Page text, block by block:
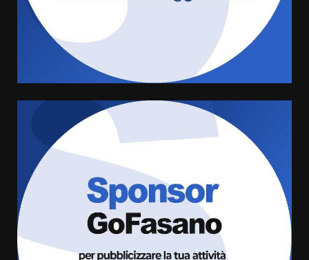
Sostenibile: premiati gli studenti
universitari del bando “La strada
giusta”
Rivoluzione”: nuovo
appuntamento con “Fasano in
Banda”
7 Agosto 2026 06:05
US Fasano, Scianaro: “Profonda
amarezza per esclusione dal
campionato di calcio”
7 Agosto 2026 06:00